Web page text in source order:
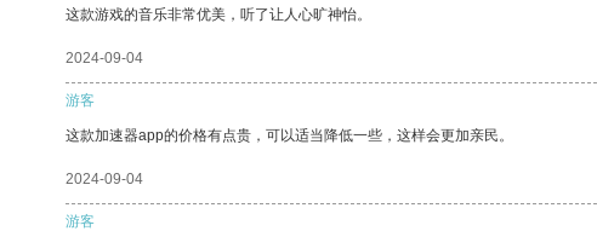
这款游戏的音乐非常优美，听了让人心旷神怡。
2024-09-04
游客
这款加速器app的价格有点贵，可以适当降低一些，这样会更加亲民。
2024-09-04
游客